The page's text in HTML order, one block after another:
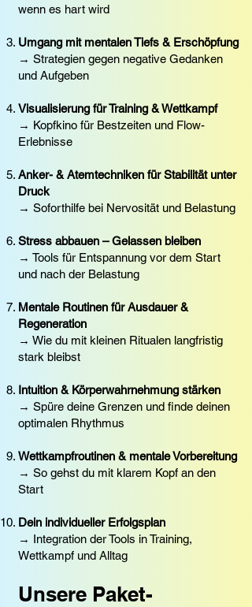
wenn es hart wird
Umgang mit mentalen Tiefs & Erschöpfung
→ Strategien gegen negative Gedanken
und Aufgeben
Visualisierung für Training & Wettkampf
→ Kopfkino für Bestzeiten und Flow-
Erlebnisse
Anker- & Atemtechniken für Stabilität unter
Druck
→ Soforthilfe bei Nervosität und Belastung
Stress abbauen – Gelassen bleiben
→ Tools für Entspannung vor dem Start
und nach der Belastung
Mentale Routinen für Ausdauer &
Regeneration
→ Wie du mit kleinen Ritualen langfristig
stark bleibst
Intuition & Körperwahrnehmung stärken
→ Spüre deine Grenzen und finde deinen
optimalen Rhythmus
Wettkampfroutinen & mentale Vorbereitung
→ So gehst du mit klarem Kopf an den
Start
Dein individueller Erfolgsplan
→ Integration der Tools in Training,
Wettkampf und Alltag
Unsere Paket-